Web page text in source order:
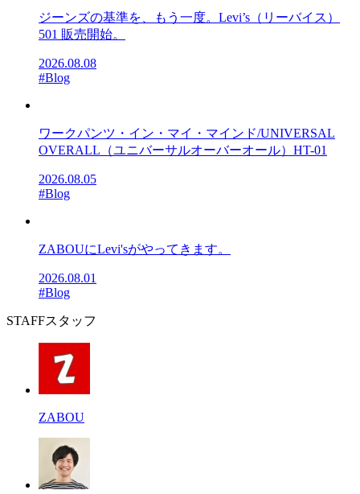
ジーンズの基準を、もう一度。Levi’s（リーバイス）
501 販売開始。
2026.08.08
#Blog
ワークパンツ・イン・マイ・マインド/UNIVERSAL
OVERALL（ユニバーサルオーバーオール）HT-01
2026.08.05
#Blog
ZABOUにLevi'sがやってきます。
2026.08.01
#Blog
STAFFスタッフ
ZABOU